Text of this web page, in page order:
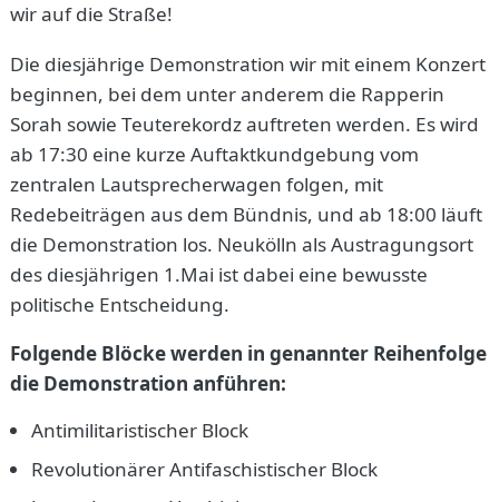
wir auf die Straße!
Die diesjährige Demonstration wir mit einem Konzert
beginnen, bei dem unter anderem die Rapperin
Sorah sowie Teuterekordz auftreten werden. Es wird
ab 17:30 eine kurze Auftaktkundgebung vom
zentralen Lautsprecherwagen folgen, mit
Redebeiträgen aus dem Bündnis, und ab 18:00 läuft
die Demonstration los. Neukölln als Austragungsort
des diesjährigen 1.Mai ist dabei eine bewusste
politische Entscheidung.
Folgende Blöcke werden in genannter Reihenfolge
die Demonstration anführen:
Antimilitaristischer Block
Revolutionärer Antifaschistischer Block